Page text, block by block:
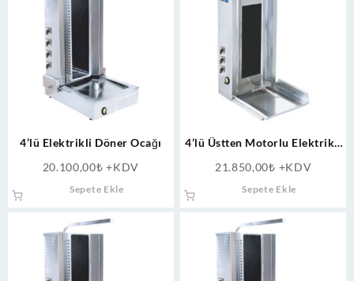
4’lü Elektrikli Döner Ocağı
20.100,00₺ +KDV
Sepete Ekle
4’lü Üstten Motorlu Elektrikli
21.850,00₺ +KDV
Sepete Ekle